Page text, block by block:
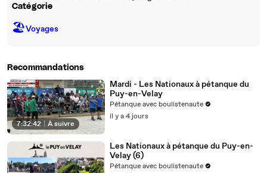
Catégorie
🏖Voyages
Recommandations
7:32:42 À suivre
Mardi - Les Nationaux à pétanque du
Puy-en-Velay
Pétanque avec boulistenaute
il y a 4 jours
Les Nationaux à pétanque du Puy-en-
Velay (6)
Pétanque avec boulistenaute